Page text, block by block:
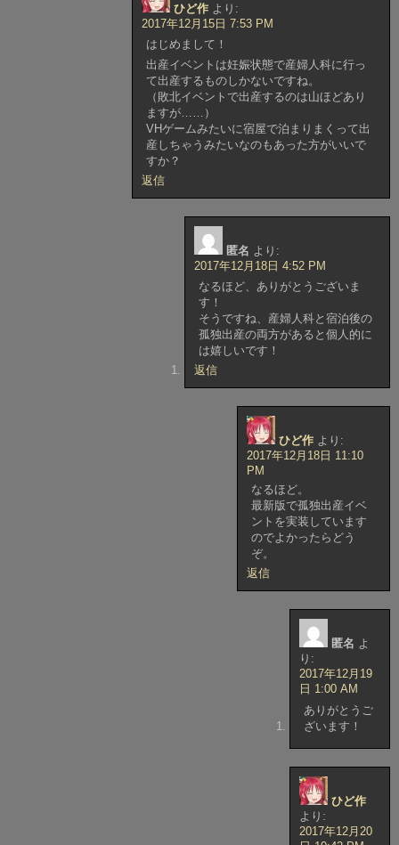
ひど作 より:
2017年12月15日 7:53 PM
はじめまして！
出産イベントは妊娠状態で産婦人科に行っ
て出産するものしかないですね。
（敗北イベントで出産するのは山ほどあり
ますが……）
VHゲームみたいに宿屋で泊まりまくって出
産しちゃうみたいなのもあった方がいいで
すか？
返信
匿名 より:
2017年12月18日 4:52 PM
なるほど、ありがとうございま
す！
そうですね、産婦人科と宿泊後の
孤独出産の両方があると個人的に
は嬉しいです！
返信
ひど作 より:
2017年12月18日 11:10
PM
なるほど。
最新版で孤独出産イベ
ントを実装しています
のでよかったらどう
ぞ。
返信
匿名 よ
り:
2017年12月19
日 1:00 AM
ありがとうご
ざいます！
ひど作
より:
2017年12月20